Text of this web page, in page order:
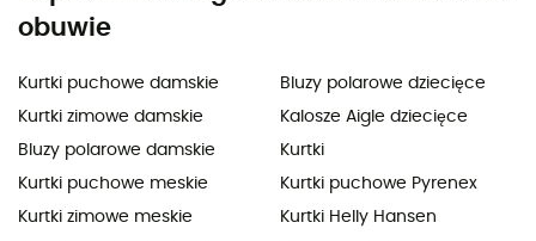
obuwie
Kurtki puchowe damskie
Kurtki zimowe damskie
Bluzy polarowe damskie
Kurtki puchowe meskie
Kurtki zimowe meskie
Bluzy polarowe dziecięce
Kalosze Aigle dziecięce
Kurtki
Kurtki puchowe Pyrenex
Kurtki Helly Hansen